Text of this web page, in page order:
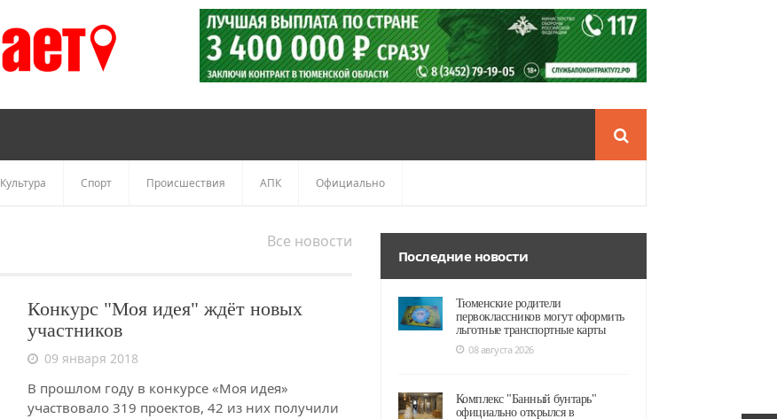
Культура Спорт Происшествия АПК Официально
Все новости
Конкурс "Моя идея" ждёт новых
участников
09 января 2018
В прошлом году в конкурсе «Моя идея»
участвовало 319 проектов, 42 из них получили
Последние новости
Тюменские родители
первоклассников могут оформить
льготные транспортные карты
08 августа 2026
Комплекс "Банный бунтарь"
официально открылся в